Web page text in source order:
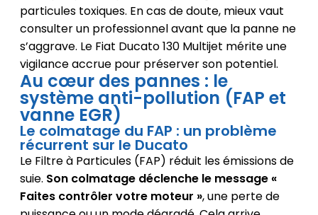
particules toxiques. En cas de doute, mieux vaut
consulter un professionnel avant que la panne ne
s’aggrave. Le Fiat Ducato 130 Multijet mérite une
vigilance accrue pour préserver son potentiel.
Au cœur des pannes : le
système anti-pollution (FAP et
vanne EGR)
Le colmatage du FAP : un problème
récurrent sur le Ducato
Le Filtre à Particules (FAP) réduit les émissions de
suie. Son colmatage déclenche le message «
Faites contrôler votre moteur », une perte de